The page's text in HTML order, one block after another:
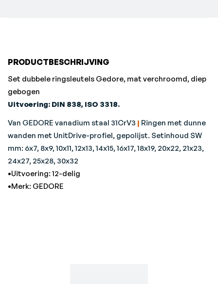
PRODUCTBESCHRIJVING
Set dubbele ringsleutels Gedore, mat verchroomd, diep
gebogen
Uitvoering: DIN 838, ISO 3318.
Van GEDORE vanadium staal 31CrV3 | Ringen met dunne
wanden met UnitDrive-profiel, gepolijst. Setinhoud SW
mm: 6x7, 8x9, 10x11, 12x13, 14x15, 16x17, 18x19, 20x22, 21x23,
24x27, 25x28, 30x32
•Uitvoering: 12-delig
•Merk: GEDORE